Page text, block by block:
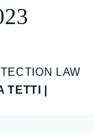
LAW
TETTI